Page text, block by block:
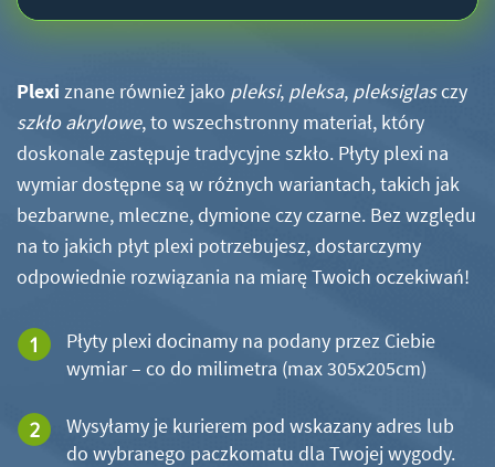
Plexi znane również jako pleksi, pleksa, pleksiglasczy
szkło akrylowe, to wszechstronny materiał, który
doskonale zastępuje tradycyjne szkło. Płyty plexi na
wymiar dostępne są w różnych wariantach, takich jak
bezbarwne, mleczne, dymione czy czarne. Bez względu
na to jakich płyt plexi potrzebujesz, dostarczymy
odpowiednie rozwiązania na miarę Twoich oczekiwań!
Płyty plexi docinamy na podany przez Ciebie
wymiar – co do milimetra (max 305x205cm)
Wysyłamy je kurierem pod wskazany adres lub
do wybranego paczkomatu dla Twojej wygody.